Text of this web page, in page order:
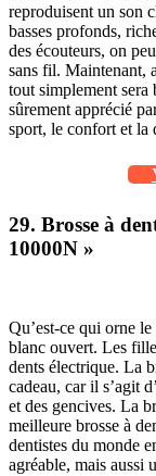
reproduisent un son
basses profonds,
des écouteurs, on
sans fil. Maintenant,
tout simplement sera
sûrement apprécié
sport, le confort et la
29. Brosse à
10000N »
Qu’est-ce qui orne
blanc ouvert. Les
dents électrique. La
cadeau, car il s’agit
et des gencives. La
meilleure brosse à
dentistes du monde
agréable, mais aussi